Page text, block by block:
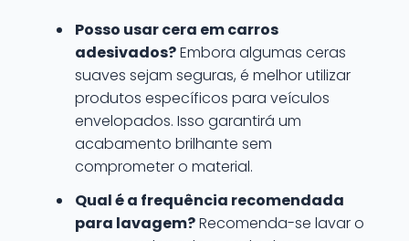
Posso usar cera em carros
adesivados?Embora algumas ceras
suaves sejam seguras, é melhor utilizar
produtos específicos para veículos
envelopados. Isso garantirá um
acabamento brilhante sem
comprometer o material.
Qual é a frequência recomendada
para lavagem?Recomenda-se lavar o